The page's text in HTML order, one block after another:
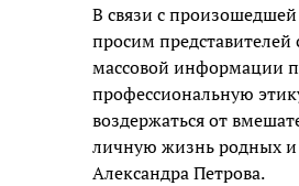
В связи с произошедшей
просим представителей
массовой информации
профессиональную
воздержаться от
личную жизнь родных и
Александра Петрова.